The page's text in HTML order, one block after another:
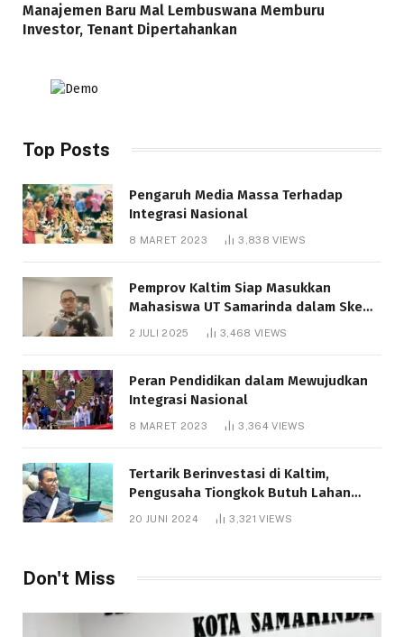
Manajemen Baru Mal Lembuswana Memburu
Investor, Tenant Dipertahankan
Top Posts
Pengaruh Media Massa Terhadap
Integrasi Nasional
8 MARET 2023 3,838VIEWS
Pemprov Kaltim Siap Masukkan
Mahasiswa UT Samarinda dalam Skema
Bantuan Pendidikan Gratispol
2 JULI 2025 3,468 VIEWS
Peran Pendidikan dalam Mewujudkan
Integrasi Nasional
8 MARET 2023 3,364VIEWS
Tertarik Berinvestasi di Kaltim,
Pengusaha Tiongkok Butuh Lahan
1.000 Hektare
20 JUNI 2024 3,321VIEWS
Don't Miss